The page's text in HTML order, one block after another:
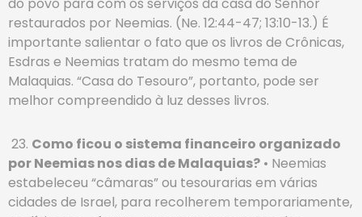
restaurados por Neemias. (Ne. 12:44-47; 13:10-13.) É
importante salientar o fato que os livros de Crônicas,
Esdras e Neemias tratam do mesmo tema de
Malaquias. “Casa do Tesouro”, portanto, pode ser
melhor compreendido à luz desses livros.
23. Como ficou o sistema financeiro organizado
por Neemias nos dias de Malaquias? • Neemias
estabeleceu “câmaras” ou tesourarias em várias
cidades de Israel, para recolherem temporariamente,